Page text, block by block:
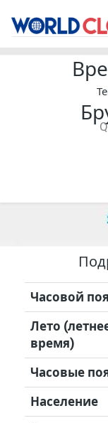
Часовой
Лето
время)
Часовые
Население